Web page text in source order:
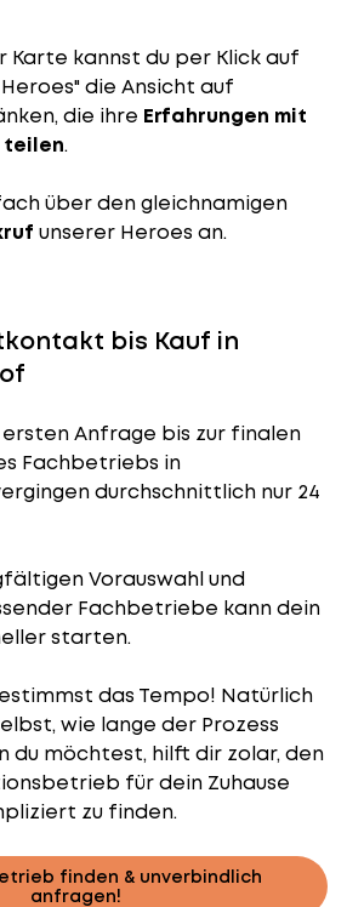
Karte kannst du per Klick auf
die Ansicht auf
die ihre Erfahrungen mit
teilen.
über den gleichnamigen
unserer Heroes an.
bis Kauf in
ersten Anfrage bis zur finalen
Fachbetriebs in
durchschnittlich nur 24
Vorauswahl und
Fachbetriebe kann dein
starten.
das Tempo! Natürlich
wie lange der Prozess
du möchtest, hilft dir zolar, den
für dein Zuhause
zu finden.
finden & unverbindlich
anfragen!